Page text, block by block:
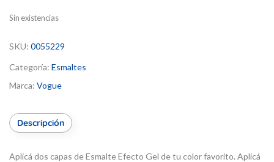
Sin existencias
SKU: 0055229
Categoría: Esmaltes
Marca: Vogue
Descripción
Aplicá dos capas de Esmalte Efecto Gel de tu color favorito. Aplicá